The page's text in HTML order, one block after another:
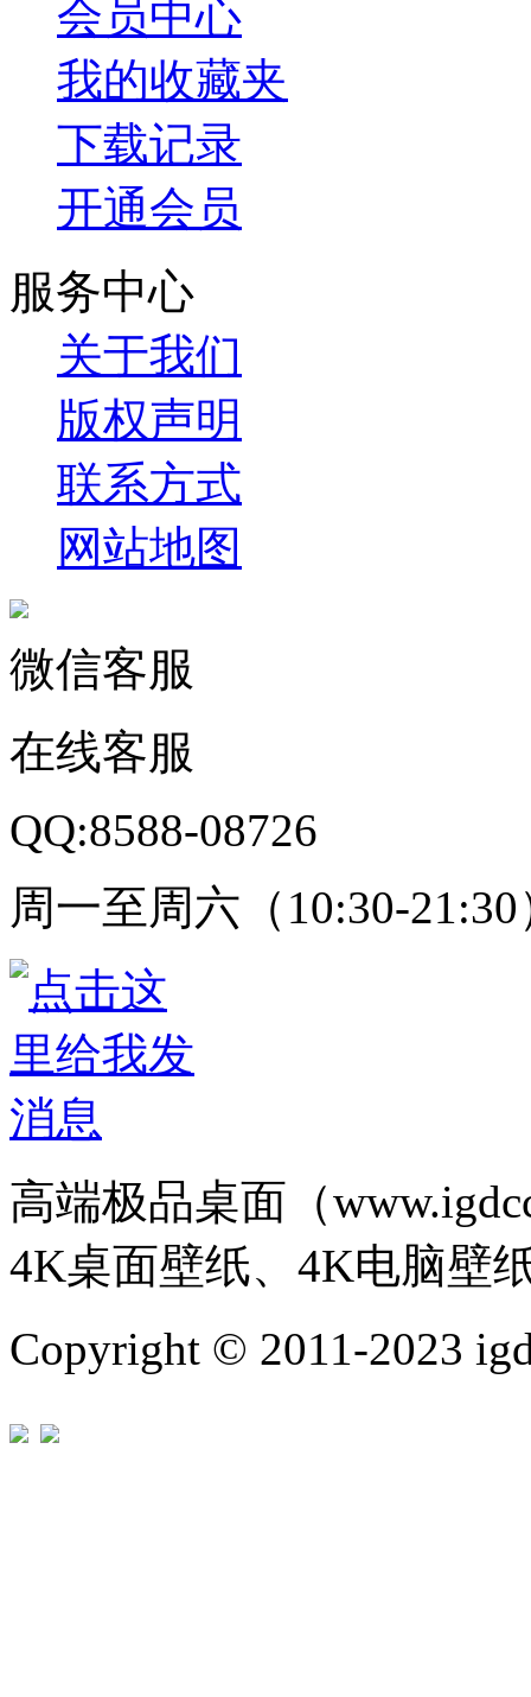
会员中心
我的收藏夹
下载记录
开通会员
服务中心
关于我们
版权声明
联系方式
网站地图
微信客服
在线客服
QQ:8588-08726
周一至周六（10:30-21:30
高端极品桌面（
4K桌面壁纸、4K电脑壁
Copyright © 2011-2023